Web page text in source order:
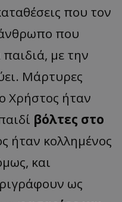
που τον
που
με την
Μάρτυρες
Χρήστος ήταν
βόλτες στο
ήταν κολλημένος
και
ως